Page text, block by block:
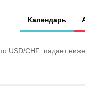
Календарь
USD/CHF: падает